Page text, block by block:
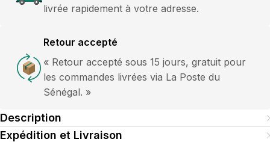
livrée rapidement à votre adresse.
Retour accepté
« Retour accepté sous 15 jours, gratuit pour
les commandes livrées via La Poste du
Sénégal. »
Description
Expédition et Livraison